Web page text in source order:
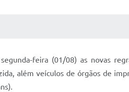
feira (01/08) as novas
além veículos de órgãos de